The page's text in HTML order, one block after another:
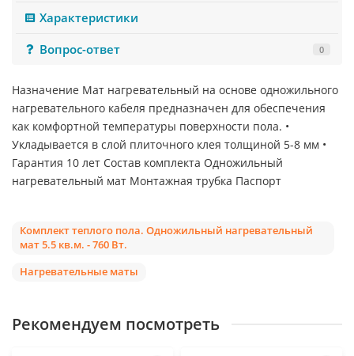
Характеристики
Вопрос-ответ
0
Назначение Мат нагревательный на основе одножильного
нагревательного кабеля предназначен для обеспечения
как комфортной температуры поверхности пола. •
Укладывается в слой плиточного клея толщиной 5-8 мм •
Гарантия 10 лет Состав комплекта Одножильный
нагревательный мат Монтажная трубка Паспорт
Комплект теплого пола. Одножильный нагревательный
мат 5.5 кв.м. - 760 Вт.
Нагревательные маты
Рекомендуем посмотреть